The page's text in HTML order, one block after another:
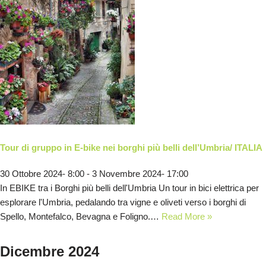
Tour di gruppo in E-bike nei borghi più belli dell’Umbria/ ITALIA
30 Ottobre 2024- 8:00 - 3 Novembre 2024- 17:00
In EBIKE tra i Borghi più belli dell'Umbria Un tour in bici elettrica per
esplorare l'Umbria, pedalando tra vigne e oliveti verso i borghi di
Spello, Montefalco, Bevagna e Foligno.… Read More »
Dicembre 2024